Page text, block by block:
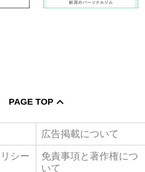
PAGE TOP
広告掲載について
シー
免責事項と著作権につ
いて